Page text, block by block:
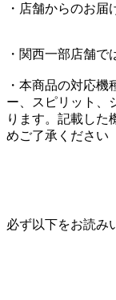
・店舗からのお届
・関西一部店舗で
・本商品の対応
ー、スピリット、
ります。記載した
めご了承ください
必ず以下をお読み